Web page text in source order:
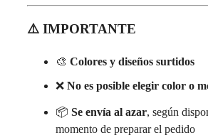
⚠️ IMPORTANTE
🎨 Colores y diseños surtidos
❌ No es posible elegir color o
📦 Se envía al azar, según
momento de preparar el pedido